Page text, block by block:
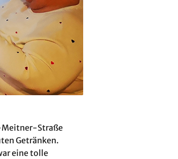
Meitner-Straße
Getränken.
eine tolle